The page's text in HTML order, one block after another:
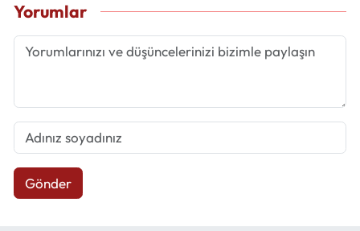
Yorumlar
Gönder